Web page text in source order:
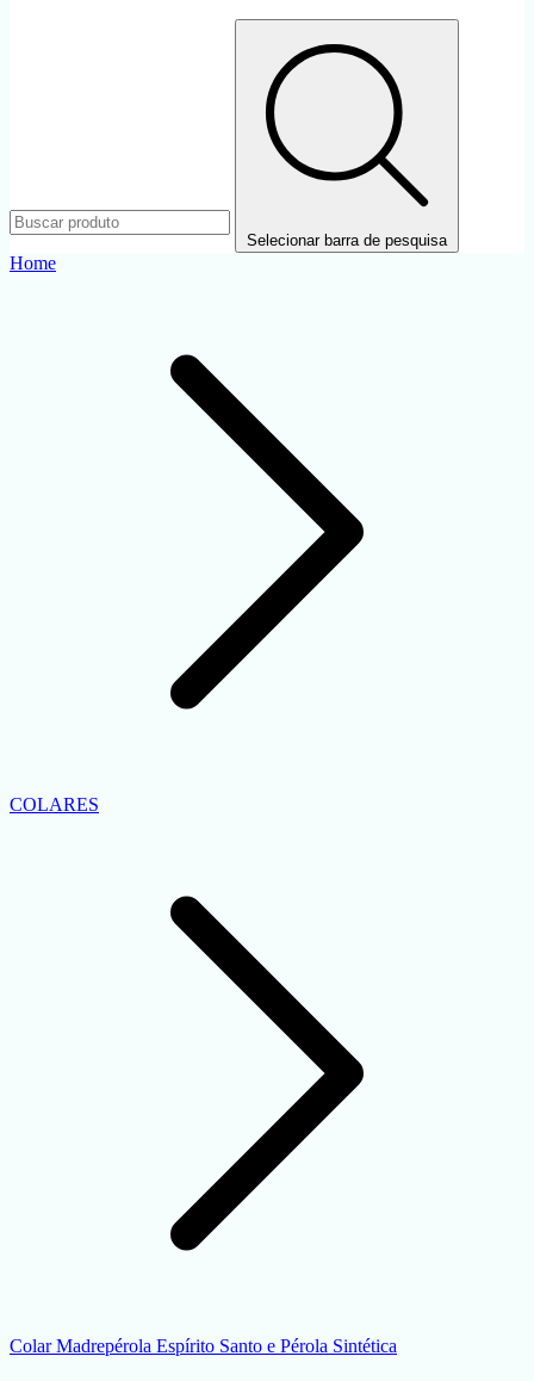
Selecionar barra de pesquisa
Home
COLARES
Colar Madrepérola Espírito Santo e Pérola Sintética